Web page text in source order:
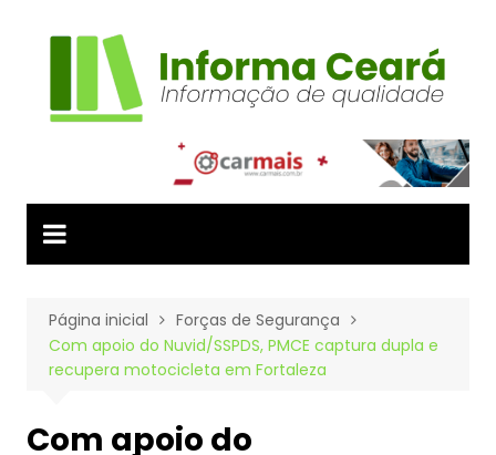
Página inicial
Forças de Segurança
Com apoio do Nuvid/SSPDS, PMCE captura dupla e
recupera motocicleta em Fortaleza
Com apoio do